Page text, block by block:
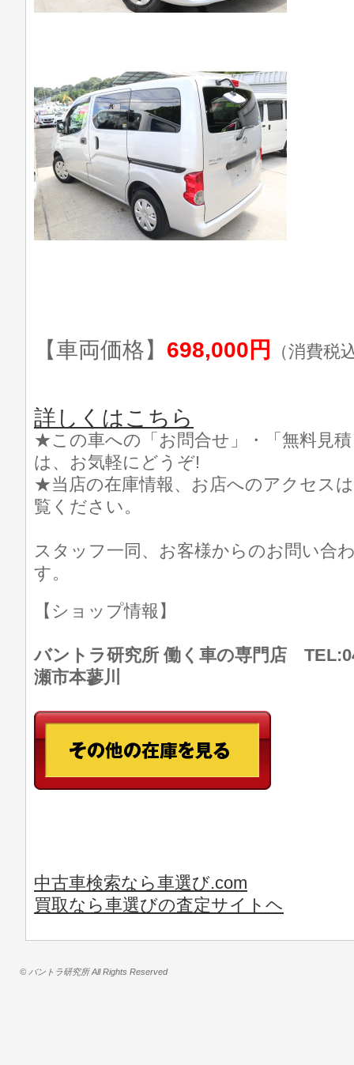
【車両価格】 698,000円 （消費税
詳しくはこちら
★この車への「お問合せ」・「無料見
は、お気軽にどうぞ!
★当店の在庫情報、お店へのアクセス
覧ください。
スタッフ一同、お客様からのお問い合
す。
【ショップ情報】
バントラ研究所 働く車の専門店
瀬市本蓼川
中古車検索なら車選び.com
買取なら車選びの査定サイトヘ
© バントラ研究所 All Rights Reserved